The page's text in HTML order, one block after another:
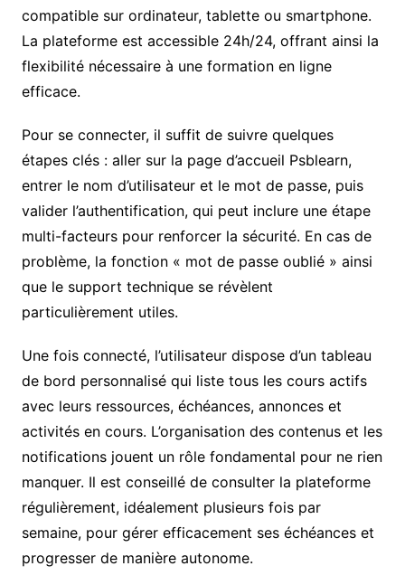
compatible sur ordinateur, tablette ou smartphone.
La plateforme est accessible 24h/24, offrant ainsi la
flexibilité nécessaire à une formation en ligne
efficace.
Pour se connecter, il suffit de suivre quelques
étapes clés : aller sur la page d’accueil Psblearn,
entrer le nom d’utilisateur et le mot de passe, puis
valider l’authentification, qui peut inclure une étape
multi-facteurs pour renforcer la sécurité. En cas de
problème, la fonction « mot de passe oublié » ainsi
que le support technique se révèlent
particulièrement utiles.
Une fois connecté, l’utilisateur dispose d’un tableau
de bord personnalisé qui liste tous les cours actifs
avec leurs ressources, échéances, annonces et
activités en cours. L’organisation des contenus et les
notifications jouent un rôle fondamental pour ne rien
manquer. Il est conseillé de consulter la plateforme
régulièrement, idéalement plusieurs fois par
semaine, pour gérer efficacement ses échéances et
progresser de manière autonome.